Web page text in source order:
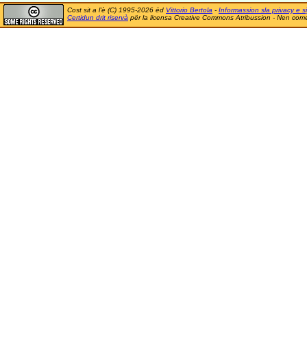
Cost sit a l'è (C) 1995-2026 ëd Vittorio Bertola - Informassion sla privacy e
Certidun drit riservà për la licensa Creative Commons Atribussion - Nen